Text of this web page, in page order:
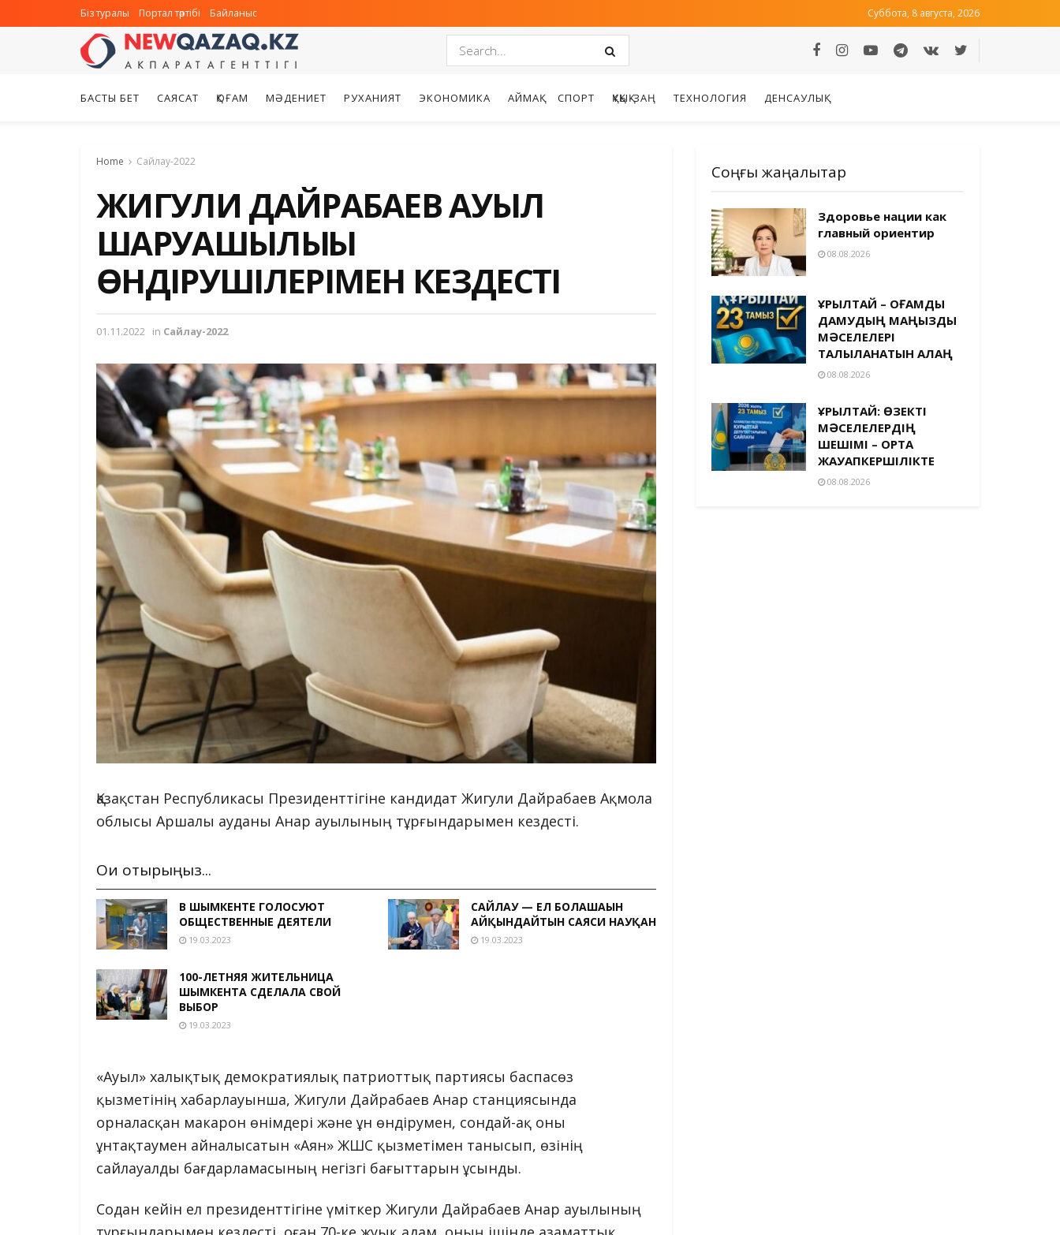
Біз туралы Портал тәртібі Байланыс Суббота, 8 августа, 2026
БАСТЫ БЕТ САЯСАТ ҚОҒАМ МӘДЕНИЕТ РУХАНИЯТ ЭКОНОМИКА АЙМАҚ СПОРТ ҚҰҚЫҚ-ЗАҢ ТЕХНОЛОГИЯ ДЕНСАУЛЫҚ
Home Сайлау-2022
ЖИГУЛИ ДАЙРАБАЕВ АУЫЛ
ШАРУАШЫЛЫҒЫ
ӨНДІРУШІЛЕРІМЕН КЕЗДЕСТІ
01.11.2022 in Сайлау-2022
Қазақстан Республикасы Президенттігіне кандидат Жигули Дайрабаев Ақмола
облысы Аршалы ауданы Анар ауылының тұрғындарымен кездесті.
Оқи отырыңыз...
В ШЫМКЕНТЕ ГОЛОСУЮТ
ОБЩЕСТВЕННЫЕ ДЕЯТЕЛИ
19.03.2023
САЙЛАУ — ЕЛ БОЛАШАҒЫН
АЙҚЫНДАЙТЫН САЯСИ НАУҚАН
19.03.2023
100-ЛЕТНЯЯ ЖИТЕЛЬНИЦА
ШЫМКЕНТА СДЕЛАЛА СВОЙ
ВЫБОР
19.03.2023
«Ауыл» халықтық демократиялық патриоттық партиясы баспасөз
қызметінің хабарлауынша, Жигули Дайрабаев Анар станциясында
орналасқан макарон өнімдері және ұн өндірумен, сондай-ақ оны
ұнтақтаумен айналысатын «Аян» ЖШС қызметімен танысып, өзінің
сайлауалды бағдарламасының негізгі бағыттарын ұсынды.
Содан кейін ел президенттігіне үміткер Жигули Дайрабаев Анар ауылының
Соңғы жаңалықтар
Здоровье нации как
главный ориентир
08.08.2026
ҚҰРЫЛТАЙ – ҚОҒАМДЫҚ
ДАМУДЫҢ МАҢЫЗДЫ
МӘСЕЛЕЛЕРІ
ТАЛҚЫЛАНАТЫН АЛАҢ
08.08.2026
ҚҰРЫЛТАЙ: ӨЗЕКТІ
МӘСЕЛЕЛЕРДІҢ
ШЕШІМІ – ОРТАҚ
ЖАУАПКЕРШІЛІКТЕ
08.08.2026